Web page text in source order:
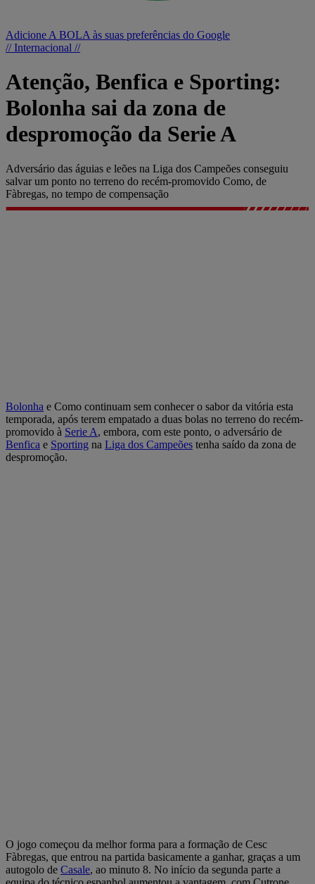
Adicione A BOLA às suas preferências do Google
// Internacional //
Atenção, Benfica e Sporting:
Bolonha sai da zona de
despromoção da Serie A
Adversário das águias e leões na Liga dos Campeões conseguiu
salvar um ponto no terreno do recém-promovido Como, de
Fàbregas, no tempo de compensação
Bolonha e Como continuam sem conhecer o sabor da vitória esta
temporada, após terem empatado a duas bolas no terreno do recém-
promovido à Serie A, embora, com este ponto, o adversário de
Benfica e Sporting na Liga dos Campeões tenha saído da zona de
despromoção.
O jogo começou da melhor forma para a formação de Cesc
Fàbregas, que entrou na partida basicamente a ganhar, graças a um
autogolo de Casale, ao minuto 8. No início da segunda parte a